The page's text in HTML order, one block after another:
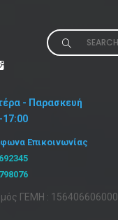
Search
for:
- Παρασκευή
17:00
Επικοινωνίας
ΓΕΜΗ : 156406606000